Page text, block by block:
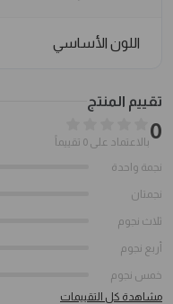
اللون الأساسي
تقييم المنتج
0بالاعتماد على 0 تقييماً
نجمة واحدة
نجمتان
ثلاث نجوم
أربع نجوم
خمس نجوم
مشاهدة كل التقييمات